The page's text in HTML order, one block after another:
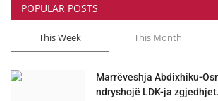
POPULAR POSTS
This Week This Month
Marrëveshja Abdixhiku-
ndryshojë LDK-ja